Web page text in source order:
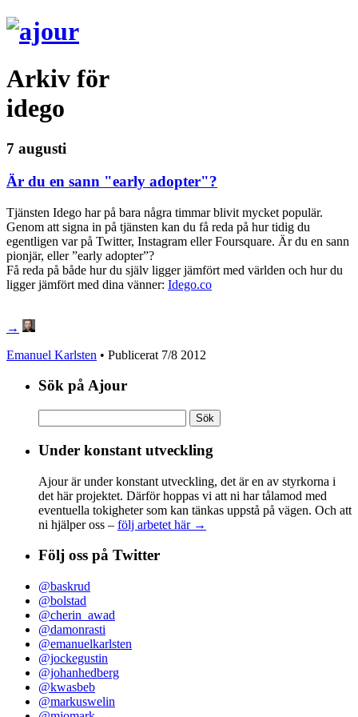
Arkiv för
idego
7 augusti
Är du en sann "early adopter"?
Tjänsten Idego har på bara några timmar blivit mycket populär.
Genom att signa in på tjänsten kan du få reda på hur tidig du
egentligen var på Twitter, Instagram eller Foursquare. Är du en sann
pionjär, eller ”early adopter”?
Få reda på både hur du själv ligger jämfört med världen och hur du
ligger jämfört med dina vänner: Idego.co
→
Emanuel Karlsten • Publicerat 7/8 2012
Sök på Ajour
efter:
Under konstant utveckling
Ajour är under konstant utveckling, det är en av styrkorna i
det här projektet. Därför hoppas vi att ni har tålamod med
eventuella tokigheter som kan tänkas uppstå på vägen. Och att
ni hjälper oss – följ arbetet här →
Följ oss på Twitter
@baskrud
@bolstad
@cherin_awad
@damonrasti
@emanuelkarlsten
@jockegustin
@johanhedberg
@kwasbeb
@markuswelin